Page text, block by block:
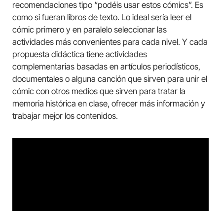
recomendaciones tipo “podéis usar estos cómics”. Es
como si fueran libros de texto. Lo ideal sería leer el
cómic primero y en paralelo seleccionar las
actividades más convenientes para cada nivel. Y cada
propuesta didáctica tiene actividades
complementarias basadas en artículos periodísticos,
documentales o alguna canción que sirven para unir el
cómic con otros medios que sirven para tratar la
memoria histórica en clase, ofrecer más información y
trabajar mejor los contenidos.